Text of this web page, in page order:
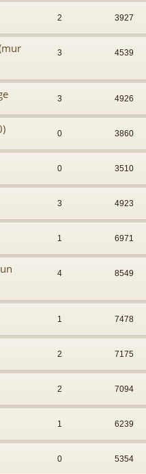
2 3927
3 4539
3 4926
0 3860
0 3510
3 4923
1 6971
4 8549
1 7478
2 7175
2 7094
1 6239
0 5354